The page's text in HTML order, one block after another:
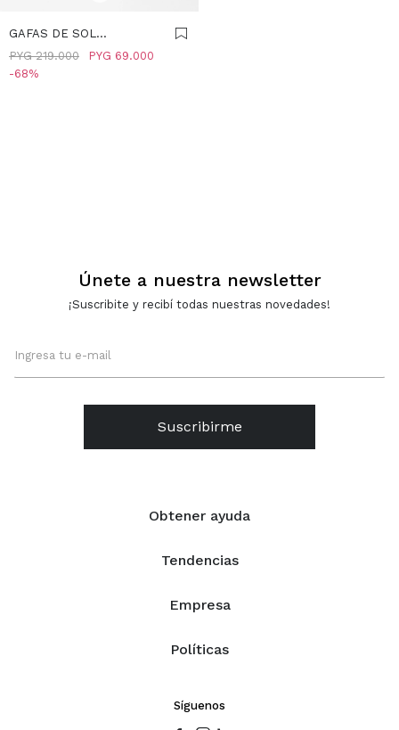
GAFAS DE SOL
RECTANGULARES -
TAUPE
PYG 69.000
PYG 219.000
68
Obtener ayuda
Tendencias
Empresa
Políticas
Únete a nuestra newsletter
¡Suscribite y recibí todas nuestras novedades!
Suscribirme
Síguenos